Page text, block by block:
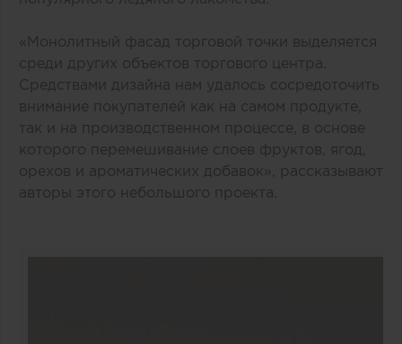
«Монолитный фасад торговой точки выделяется
среди других объектов торгового центра.
Средствами дизайна нам удалось сосредоточить
внимание покупателей как на самом продукте,
так и на производственном процессе, в основе
которого перемешивание слоев фруктов, ягод,
орехов и ароматических добавок», рассказывают
авторы этого небольшого проекта.